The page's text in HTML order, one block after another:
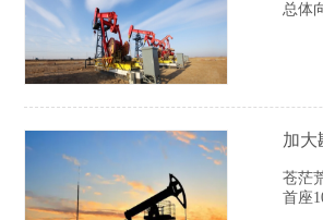
总体
加大
苍茫
首座